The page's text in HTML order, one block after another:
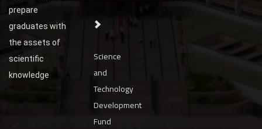
prepare
graduates with
the assets of
scientific
knowledge
Science
and
Technology
Development
Fund